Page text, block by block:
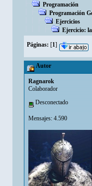
Programación
Programación
Ejercicios
Ejercicio:
Páginas: [1]
Autor
Ragnarok
Colaborador
Desconectado
Mensajes: 4.590